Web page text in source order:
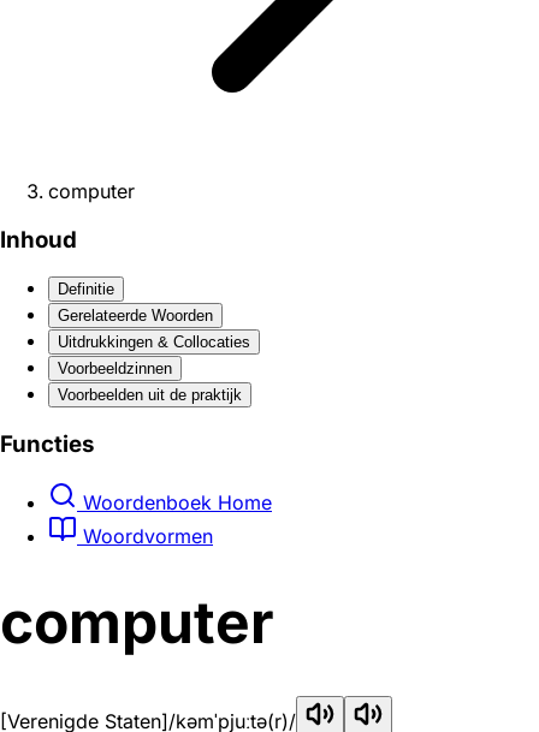
computer
Inhoud
Definitie
Gerelateerde Woorden
Uitdrukkingen & Collocaties
Voorbeeldzinnen
Voorbeelden uit de praktijk
Functies
Woordenboek Home
Woordvormen
computer
[Verenigde Staten]/kəmˈpjuːtə(r)/